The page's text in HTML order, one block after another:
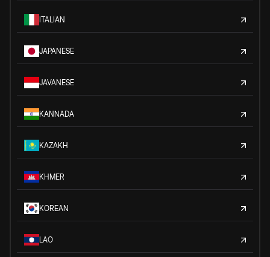
ITALIAN
JAPANESE
JAVANESE
KANNADA
KAZAKH
KHMER
KOREAN
LAO